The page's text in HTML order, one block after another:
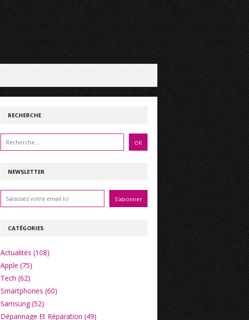
NEWSLETTER
RECHERCHE
CATÉGORIES
Actualités (108)
Apple (75)
Tech (62)
Smartphones (60)
Samsung (52)
Dépannage Et Réparation (49)